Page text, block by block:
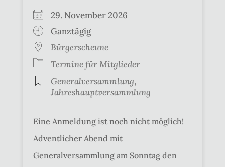
29. November 2026
Ganztägig
Bürgerscheune
Termine für Mitglieder
Generalversammlung,
Jahreshauptversammlung
Eine Anmeldung ist noch nicht möglich!
Adventlicher Abend mit
Generalversammlung am Sonntag den